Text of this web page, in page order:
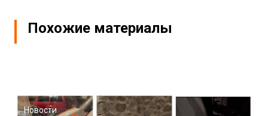
Похожие материалы
Новости